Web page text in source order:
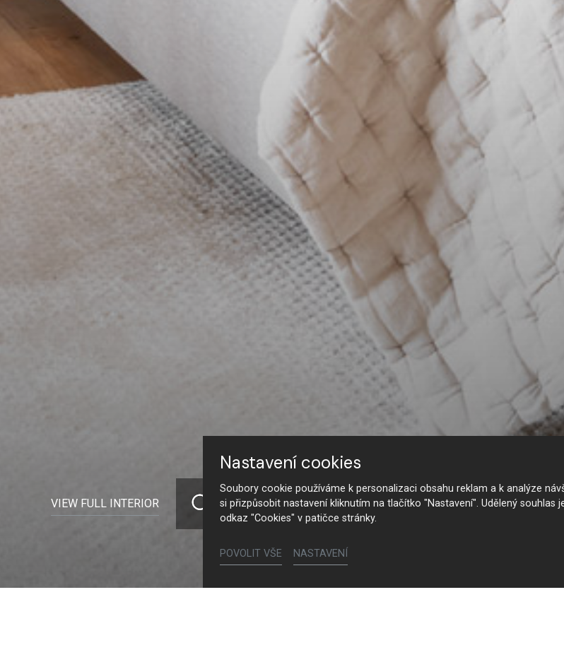
VIEW FULL INTERIOR
Nastavení cookies
Soubory cookie používáme k personalizaci obsahu reklam a k analýze
si přizpůsobit nastavení kliknutím na tlačítko "Nastavení". Udělený souhlas
odkaz "Cookies" v patičce stránky.
POVOLIT VŠE NASTAVENÍ